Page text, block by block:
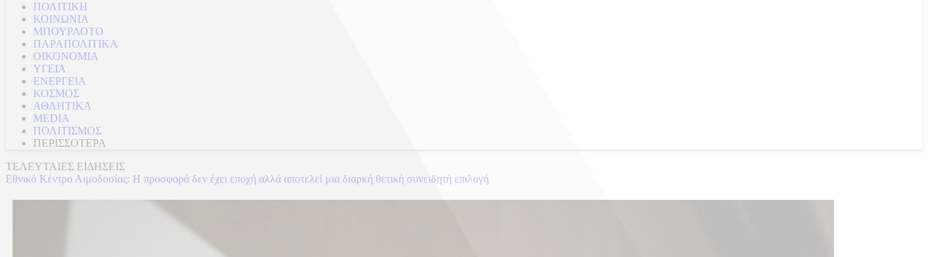
ΠΟΛΙΤΙΚΗ
ΚΟΙΝΩΝΙΑ
ΜΠΟΥΡΛΟΤΟ
ΠΑΡΑΠΟΛΙΤΙΚΑ
ΟΙΚΟΝΟΜΙΑ
ΥΓΕΙΑ
ΕΝΕΡΓΕΙΑ
ΚΟΣΜΟΣ
ΑΘΛΗΤΙΚΑ
MEDIA
ΠΟΛΙΤΙΣΜΟΣ
ΠΕΡΙΣΣΟΤΕΡΑ
ΤΕΛΕΥΤΑΙΕΣ ΕΙΔΗΣΕΙΣ
Εθνικό Κέντρο Αιμοδοσίας: H προσφορά δεν έχει εποχή αλλά αποτελεί μια διαρκή θετική συνειδητή επιλογή